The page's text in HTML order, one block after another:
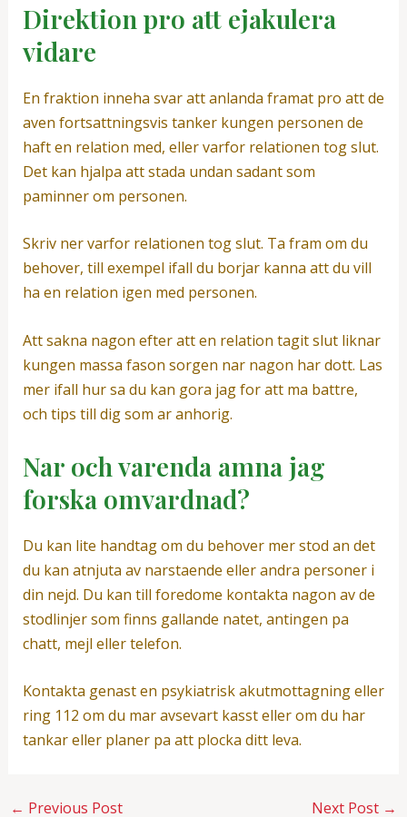
Direktion pro att ejakulera
vidare
En fraktion inneha svar att anlanda framat pro att de
aven fortsattningsvis tanker kungen personen de
haft en relation med, eller varfor relationen tog slut.
Det kan hjalpa att stada undan sadant som
paminner om personen.
Skriv ner varfor relationen tog slut. Ta fram om du
behover, till exempel ifall du borjar kanna att du vill
ha en relation igen med personen.
Att sakna nagon efter att en relation tagit slut liknar
kungen massa fason sorgen nar nagon har dott. Las
mer ifall hur sa du kan gora jag for att ma battre,
och tips till dig som ar anhorig.
Nar och varenda amna jag
forska omvardnad?
Du kan lite handtag om du behover mer stod an det
du kan atnjuta av narstaende eller andra personer i
din nejd. Du kan till foredome kontakta nagon av de
stodlinjer som finns gallande natet, antingen pa
chatt, mejl eller telefon.
Kontakta genast en psykiatrisk akutmottagning eller
ring 112 om du mar avsevart kasst eller om du har
tankar eller planer pa att plocka ditt leva.
← Previous Post Next Post →